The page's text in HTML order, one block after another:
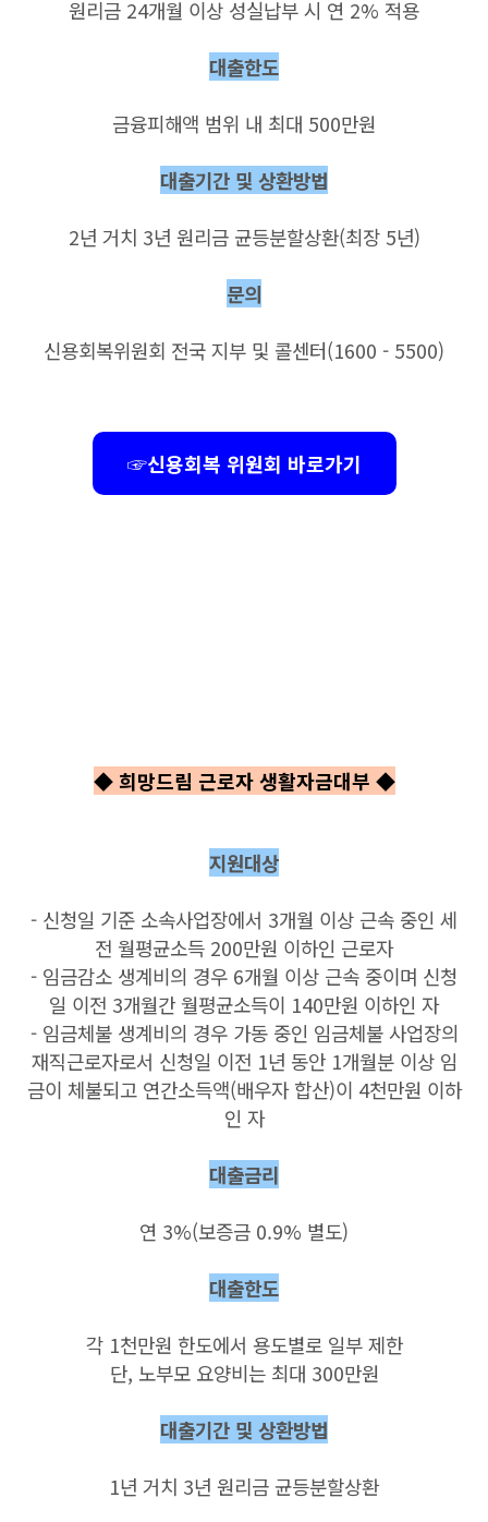
원리금 24개월 이상 성실납부 시 연 2% 적용
대출한도
금융피해액 범위 내 최대 500만원
대출기간 및 상환방법
2년 거치 3년 원리금 균등분할상환(최장 5년)
문의
신용회복위원회 전국 지부 및 콜센터(1600 - 5500)
☞신용회복 위원회 바로가기
◆ 희망드림 근로자 생활자금대부 ◆
지원대상
- 신청일 기준 소속사업장에서 3개월 이상 근속 중인 세
전 월평균소득 200만원 이하인 근로자
- 임금감소 생계비의 경우 6개월 이상 근속 중이며 신청
일 이전 3개월간 월평균소득이 140만원 이하인 자
- 임금체불 생계비의 경우 가동 중인 임금체불 사업장의
재직근로자로서 신청일 이전 1년 동안 1개월분 이상 임
금이 체불되고 연간소득액(배우자 합산)이 4천만원 이하
인 자
대출금리
연 3%(보증금 0.9% 별도)
대출한도
각 1천만원 한도에서 용도별로 일부 제한
단, 노부모 요양비는 최대 300만원
대출기간 및 상환방법
1년 거치 3년 원리금 균등분할상환